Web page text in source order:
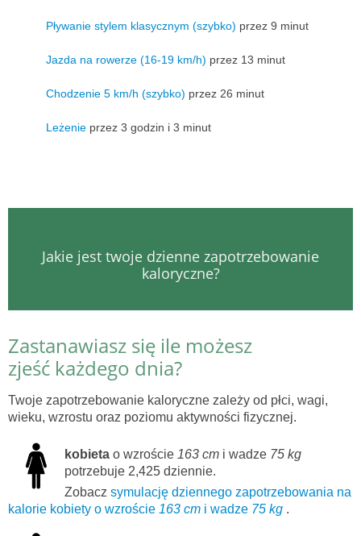
Pływanie stylem klasycznym (szybko) przez 9 minut
Jazda na rowerze (16-19 km/h) przez 13 minut
Chodzenie 5 km/h (szybko) przez 26 minut
Leżenie przez 3 godzin i 3 minut
Jakie jest twoje dzienne zapotrzebowanie
kaloryczne?
Zastanawiasz się ile możesz
zjeść każdego dnia?
Twoje zapotrzebowanie kaloryczne zależy od płci, wagi,
wieku, wzrostu oraz poziomu aktywności fizycznej.
kobieta o wzroście 163 cm i wadze 75 kg
potrzebuje 2,425 dziennie.
Zobacz symulację dziennego zapotrzebowania na
kalorie kobiety o wzroście 163 cm i wadze 75 kg .